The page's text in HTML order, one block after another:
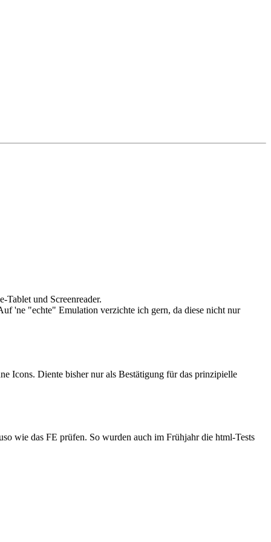
und Screenreader.
'ne "echte" Emulation verzichte ich gern, da diese nicht nur
Icons. Diente bisher nur als Bestätigung für das prinzipielle
wie das FE prüfen. So wurden auch im Frühjahr die html-Tests